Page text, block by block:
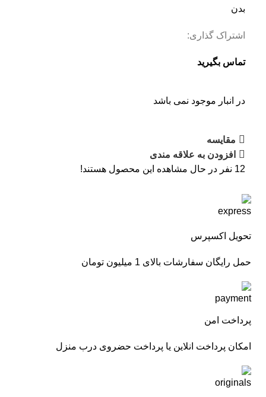
بدن
اشتراک گذاری:
تماس بگیرید
در انبار موجود نمی باشد
مقایسه
افزودن به علاقه مندی
12 نفر در حال مشاهده این محصول هستند!
تحویل اکسپرس
حمل رایگان سفارشات بالای 1 میلیون تومان
پرداخت امن
امکان پرداخت انلاین یا پرداخت حضروی درب منزل